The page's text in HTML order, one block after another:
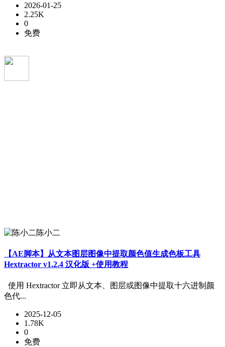
2026-01-25
2.25K
0
免费
陈小二
【AE脚本】从文本图层图像中提取颜色值生成色板工具
Hextractor v1.2.4 汉化版 +使用教程
使用 Hextractor 立即从文本、图层或图像中提取十六进制颜
色代...
2025-12-05
1.78K
0
免费